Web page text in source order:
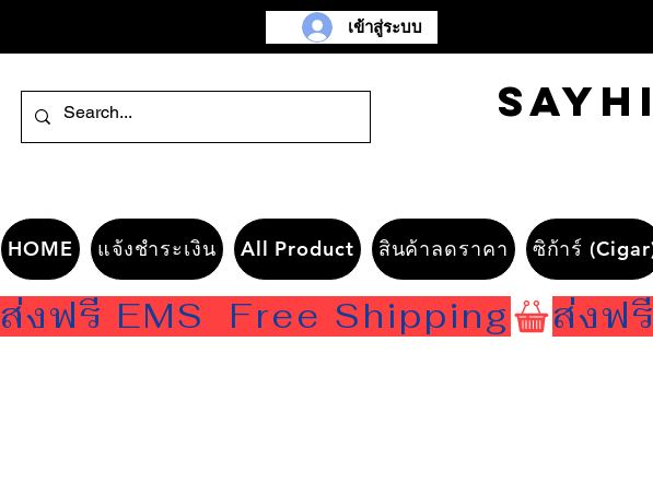
เข้าสู่ระบบ
HOME แจ้งชำระเงิน All Product สินค้าลดราคา ซิก้าร์
ส่งฟรี EMS  Free Shipping